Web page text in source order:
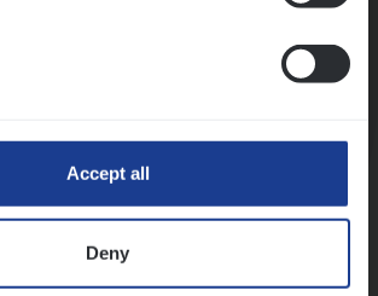
Accept all
Deny